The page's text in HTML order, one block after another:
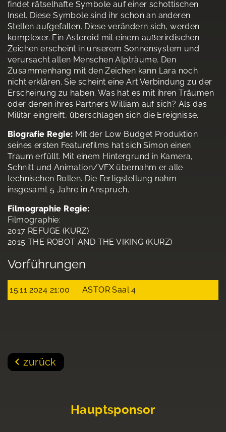
findet rätselhafte Symbole auf einer schottischen
Insel. Diese Symbole sind ihr schon an anderen
Stellen aufgefallen. Diese verändern sich, werden
komplexer. Ein Asteroid mit einem außerirdischen
Zeichen erscheint in unserem Sonnensystem und
verursacht allen Menschen Alpträume. Den
Zusammenhang mit den Zeichen kann Lara noch
nicht erklären. Sie scheint eine Art Verbindung zu der
Erscheinung zu haben. Was hat es mit ihren Träumen
oder denen ihres Partners William auf sich? Als das
Militär eingreift, überschlagen sich die Ereignisse.
Biografie Regie: Mit der Low Budget Produktion
seines ersten Featurefilms hat sich Simon einen
Traum erfüllt. Mit einem Hintergrund in Kamera,
Schnitt und Animation/VFX übernahm er alle
technischen Rollen. Die Fertigstellung nahm
insgesamt 5 Jahre in Anspruch.
Filmographie Regie:
Filmographie:
2017 REFUGE (KURZ)
2015 THE ROBOT AND THE VIKING (KURZ)
Vorführungen
15.11.2024 21:00 ASTOR Saal 4
zurück
Hauptsponsor